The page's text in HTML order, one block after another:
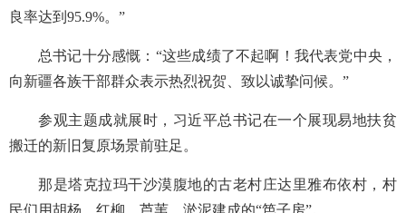
良率达到95.9%。”
总书记十分感慨：“这些成绩了不起啊！我代表党中央，
向新疆各族干部群众表示热烈祝贺、致以诚挚问候。”
参观主题成就展时，习近平总书记在一个展现易地扶贫
搬迁的新旧复原场景前驻足。
那是塔克拉玛干沙漠腹地的古老村庄达里雅布依村，村
民们用胡杨、红柳、芦苇、淤泥建成的“笆子房”。